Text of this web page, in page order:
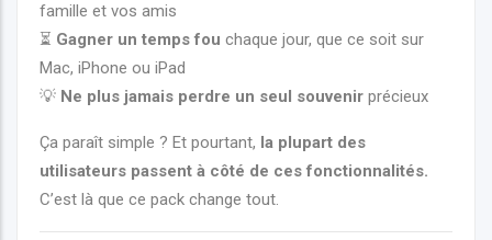
famille et vos amis
⏳ Gagner un temps fou chaque jour, que ce soit sur
Mac, iPhone ou iPad
💡 Ne plus jamais perdre un seul souvenir précieux
Ça paraît simple ? Et pourtant, la plupart des
utilisateurs passent à côté de ces fonctionnalités.
C’est là que ce pack change tout.